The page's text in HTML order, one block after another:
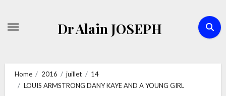
Dr Alain JOSEPH
Home 2016 juillet
14
LOUIS ARMSTRONG DANY KAYE AND A YOUNG GIRL